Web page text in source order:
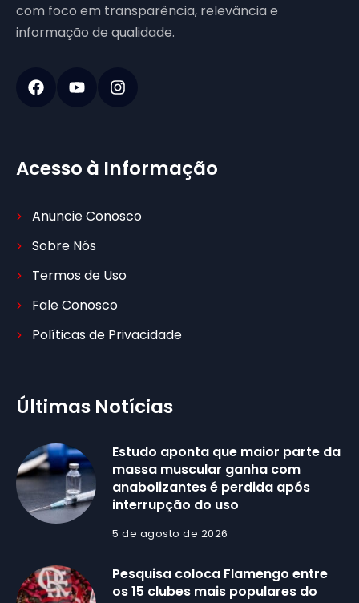
com foco em transparência, relevância e
informação de qualidade.
Acesso à Informação
Anuncie Conosco
Sobre Nós
Termos de Uso
Fale Conosco
Políticas de Privacidade
Últimas Notícias
Estudo aponta que maior parte da
massa muscular ganha com
anabolizantes é perdida após
interrupção do uso
5 de agosto de 2026
Pesquisa coloca Flamengo entre
os 15 clubes mais populares do